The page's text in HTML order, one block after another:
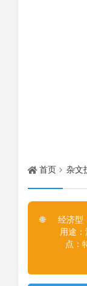
首页 杂文
🌐
经济型
用途
点：